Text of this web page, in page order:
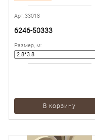
Арт.33018
6246-50333
Размер, м:
В корзину